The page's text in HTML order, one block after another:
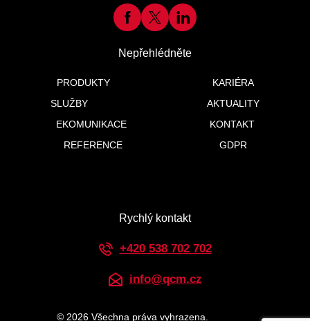
Nepřehlédněte
PRODUKTY
KARIÉRA
SLUŽBY
AKTUALITY
EKOMUNIKACE
KONTAKT
REFERENCE
GDPR
Rychlý kontakt
+420 538 702 702
info@qcm.cz
© 2026 Všechna práva vyhrazena.